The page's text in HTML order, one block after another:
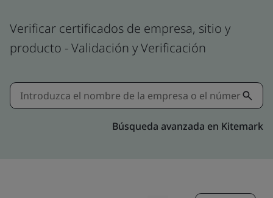
Verificar certificados de empresa, sitio y
producto - Validación y Verificación
Búsqueda avanzada en Kitemark